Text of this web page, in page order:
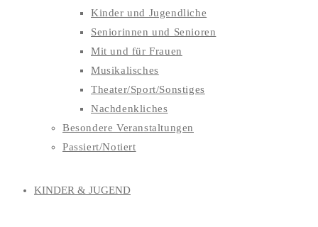
Kinder und Jugendliche
Seniorinnen und Senioren
Mit und für Frauen
Musikalisches
Theater/Sport/Sonstiges
Nachdenkliches
Besondere Veranstaltungen
Passiert/Notiert
KINDER & JUGEND